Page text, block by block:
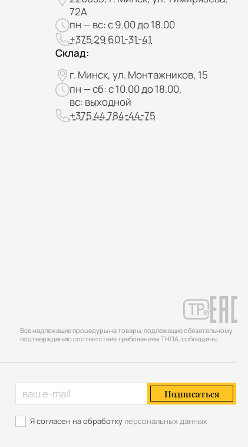
72А
пн — вс: с 9.00 до 18.00
+375 29 601-31-41
Склад:
г. Минск, ул. Монтажников, 15
пн — сб: с 10.00 до 18.00,
вс: выходной
+375 44 784-44-75
Все надлежащие процедуры на товары, подлежащие обязательному
подтверждению соответствия требованиям ТНПА, соблюдены
Подписаться
Я согласен на обработку персональных данных